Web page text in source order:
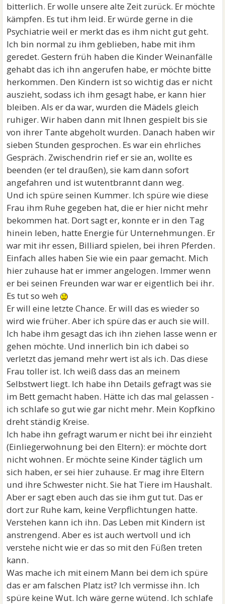
bitterlich. Er wolle unsere alte Zeit zurück. Er möchte
kämpfen. Es tut ihm leid. Er würde gerne in die
Psychiatrie weil er merkt das es ihm nicht gut geht.
Ich bin normal zu ihm geblieben, habe mit ihm
geredet. Gestern früh haben die Kinder Weinanfälle
gehabt das ich ihn angerufen habe, er möchte bitte
herkommen. Den Kindern ist so wichtig das er nicht
auszieht, sodass ich ihm gesagt habe, er kann hier
bleiben. Als er da war, wurden die Mädels gleich
ruhiger. Wir haben dann mit Ihnen gespielt bis sie
von ihrer Tante abgeholt wurden. Danach haben wir
sieben Stunden gesprochen. Es war ein ehrliches
Gespräch. Zwischendrin rief er sie an, wollte es
beenden (er tel draußen), sie kam dann sofort
angefahren und ist wutentbrannt dann weg.
Und ich spüre seinen Kummer. Ich spüre wie diese
Frau ihm Ruhe gegeben hat, die er hier nicht mehr
bekommen hat. Dort sagt er, konnte er in den Tag
hinein leben, hatte Energie für Unternehmungen. Er
war mit ihr essen, Billiard spielen, bei ihren Pferden.
Einfach alles haben Sie wie ein paar gemacht. Mich
hier zuhause hat er immer angelogen. Immer wenn
er bei seinen Freunden war war er eigentlich bei ihr.
Es tut so weh
Er will eine letzte Chance. Er will das es wieder so
wird wie früher. Aber ich spüre das er auch sie will.
Ich habe ihm gesagt das ich ihn ziehen lasse wenn er
gehen möchte. Und innerlich bin ich dabei so
verletzt das jemand mehr wert ist als ich. Das diese
Frau toller ist. Ich weiß dass das an meinem
Selbstwert liegt. Ich habe ihn Details gefragt was sie
im Bett gemacht haben. Hätte ich das mal gelassen -
ich schlafe so gut wie gar nicht mehr. Mein Kopfkino
dreht ständig Kreise.
Ich habe ihn gefragt warum er nicht bei ihr einzieht
(Einliegerwohnung bei den Eltern): er möchte dort
nicht wohnen. Er möchte seine Kinder täglich um
sich haben, er sei hier zuhause. Er mag ihre Eltern
und ihre Schwester nicht. Sie hat Tiere im Haushalt.
Aber er sagt eben auch das sie ihm gut tut. Das er
dort zur Ruhe kam, keine Verpflichtungen hatte.
Verstehen kann ich ihn. Das Leben mit Kindern ist
anstrengend. Aber es ist auch wertvoll und ich
verstehe nicht wie er das so mit den Füßen treten
kann.
Was mache ich mit einem Mann bei dem ich spüre
das er am falschen Platz ist? Ich vermisse ihn. Ich
spüre keine Wut. Ich wäre gerne wütend. Ich schlafe